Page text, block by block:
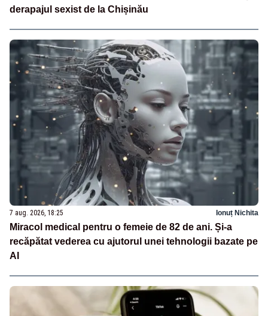
derapajul sexist de la Chișinău
7 aug. 2026, 18:25 Ionuț Nichita
Miracol medical pentru o femeie de 82 de ani. Și-a
recăpătat vederea cu ajutorul unei tehnologii bazate pe
AI